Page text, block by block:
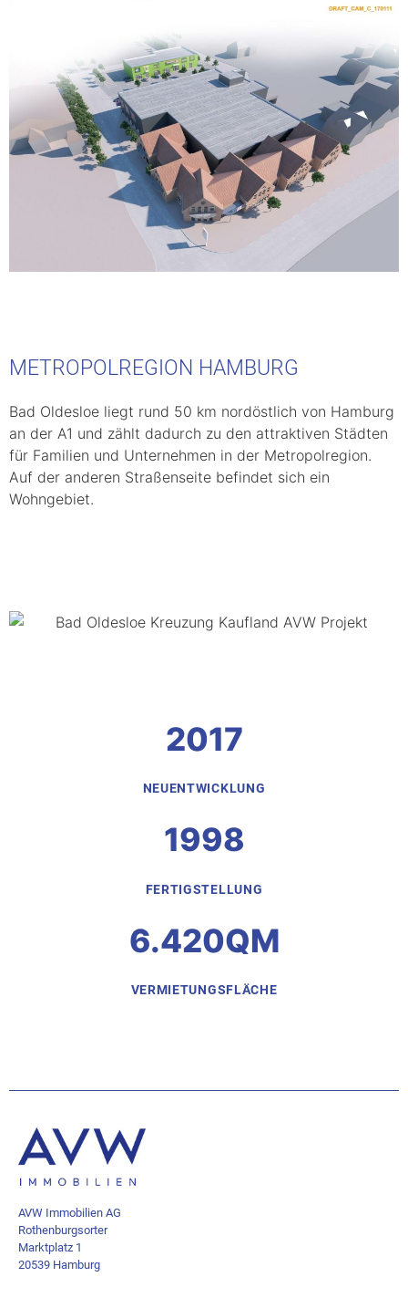
METROPOLREGION HAMBURG
Bad Oldesloe liegt rund 50 km nordöstlich von Hamburg
an der A1 und zählt dadurch zu den attraktiven Städten
für Familien und Unternehmen in der Metropolregion.
Auf der anderen Straßenseite befindet sich ein
Wohngebiet.
2017
NEUENTWICKLUNG
1998
FERTIGSTELLUNG
6.420QM
VERMIETUNGSFLÄCHE
AVW Immobilien AG
Rothenburgsorter
Marktplatz 1
20539 Hamburg